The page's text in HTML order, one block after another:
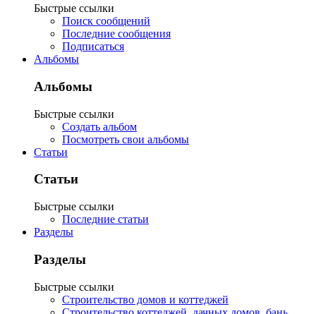
Быстрые ссылки
Поиск сообщений
Последние сообщения
Подписаться
Альбомы
Альбомы
Быстрые ссылки
Создать альбом
Посмотреть свои альбомы
Статьи
Статьи
Быстрые ссылки
Последние статьи
Разделы
Разделы
Быстрые ссылки
Строительство домов и коттеджей